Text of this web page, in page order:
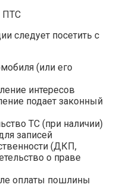
следует посетить с
(или его
интересов
подает законный
ТС (при наличии)
записей
(ДКП,
о праве
оплаты пошлины